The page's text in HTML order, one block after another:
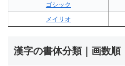
ゴシック
メイリオ
漢字の書体分類｜画数順